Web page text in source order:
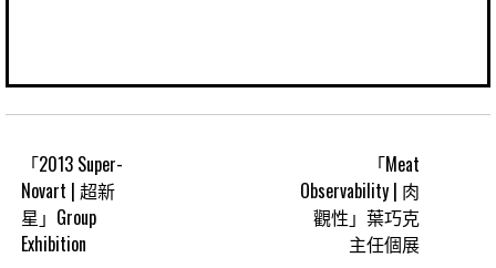
「2013 Super-
Novart | 超新
星」Group
Exhibition
「Meat
Observability | 肉
觀性」葉巧克
主任個展